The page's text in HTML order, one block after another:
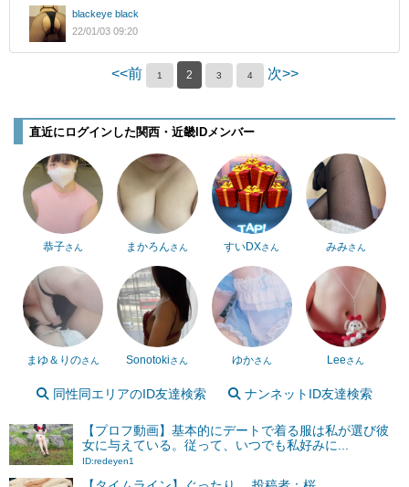
blackeye black
22/01/03 09:20
<<前 1 2 3 4 次>>
直近にログインした関西・近畿IDメンバー
恭子さん まかろんさん すいDXさん みみさん
まゆ＆りのさん Sonotokiさん ゆかさん Leeさん
同性同エリアのID友達検索 ナンネットID友達検索
【プロフ動画】基本的にデートで着る服は私が選び彼
女に与えている。従って、いつでも私好みに...
ID:redeyen1